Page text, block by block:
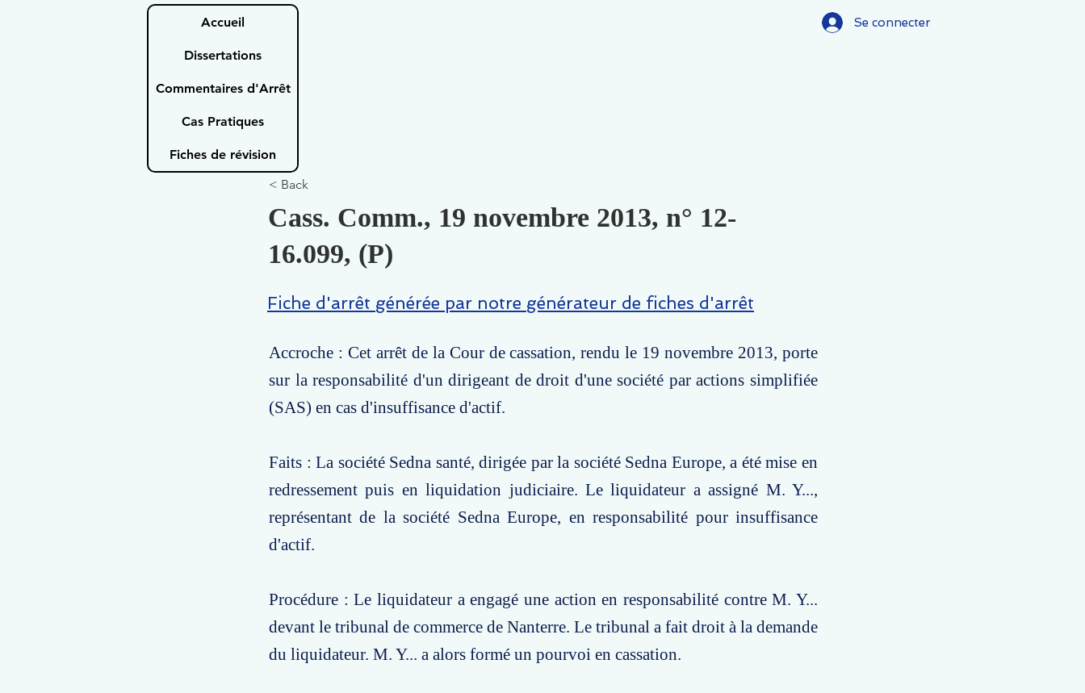
Accueil
Dissertations
Commentaires d'Arrêt
Cas Pratiques
Fiches de révision
Se connecter
< Back
Cass. Comm., 19 novembre 2013, n° 12-
16.099, (P)
Fiche d'arrêt générée par notre générateur de fiches d'arrêt
Accroche : Cet arrêt de la Cour de cassation, rendu le 19 novembre 2013, porte
sur la responsabilité d'un dirigeant de droit d'une société par actions simplifiée
(SAS) en cas d'insuffisance d'actif.
Faits : La société Sedna santé, dirigée par la société Sedna Europe, a été mise en
redressement puis en liquidation judiciaire. Le liquidateur a assigné M. Y...,
représentant de la société Sedna Europe, en responsabilité pour insuffisance
d'actif.
Procédure : Le liquidateur a engagé une action en responsabilité contre M. Y...
devant le tribunal de commerce de Nanterre. Le tribunal a fait droit à la demande
du liquidateur. M. Y... a alors formé un pourvoi en cassation.